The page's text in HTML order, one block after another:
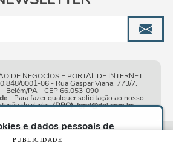
e dados pessoais de
Termos de Uso e Política
e, ao continuar navegando neste
DE NEGOCIOS E PORTAL DE INTERNET
0001-06 - Rua Gaspar Viana, 773/7,
Belém/PA - CEP 66.053-090
- Para fazer qualquer solicitação ao nosso
de dados(DPO):lgpd@dol.com.br.
| © Copyright 2010-2026 DOL - Diário
PUBLICIDADE